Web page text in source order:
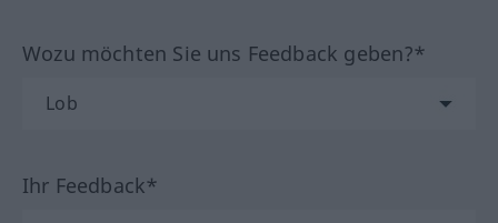
Wozu möchten Sie uns Feedback geben?*
Ihr Feedback*